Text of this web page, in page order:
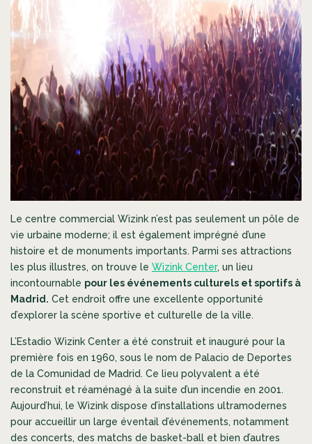
Le centre commercial Wizink n’est pas seulement un pôle de
vie urbaine moderne; il est également imprégné d’une
histoire et de monuments importants. Parmi ses attractions
les plus illustres, on trouve le Wizink Center, un lieu
incontournable pour les événements culturels et sportifs à
Madrid. Cet endroit offre une excellente opportunité
d’explorer la scène sportive et culturelle de la ville.
L’Estadio Wizink Center a été construit et inauguré pour la
première fois en 1960, sous le nom de Palacio de Deportes
de la Comunidad de Madrid. Ce lieu polyvalent a été
reconstruit et réaménagé à la suite d’un incendie en 2001.
Aujourd’hui, le Wizink dispose d’installations ultramodernes
pour accueillir un large éventail d’événements, notamment
des concerts, des matchs de basket-ball et bien d’autres